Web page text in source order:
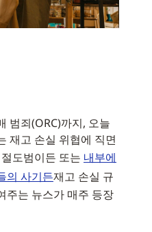
범죄(ORC)까지, 오늘
재고 손실 위협에 직면
도범이든 또는 내부에
의 사기든재고 손실 규
주는 뉴스가 매주 등장